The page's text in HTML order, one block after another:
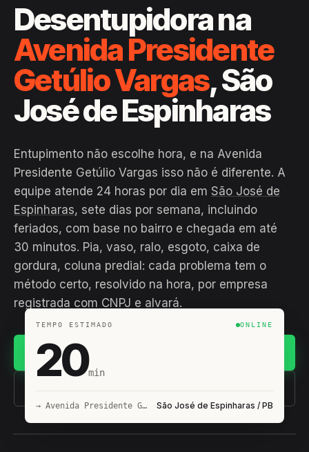
Desentupidora na
Avenida Presidente
Getúlio Vargas, São
José de Espinharas
Entupimento não escolhe hora, e na Avenida
Presidente Getúlio Vargas isso não é diferente. A
equipe atende 24 horas por dia em São José de
Espinharas, sete dias por semana, incluindo
feriados, com base no bairro e chegada em até
30 minutos. Pia, vaso, ralo, esgoto, caixa de
gordura, coluna predial: cada problema tem o
método certo, resolvido na hora, por empresa
registrada com CNPJ e alvará.
(11) 93407-8838
TEMPO ESTIMADO ONLINE
20min
→ Avenida Presidente Getúlio Vargas São José de Espinharas / PB